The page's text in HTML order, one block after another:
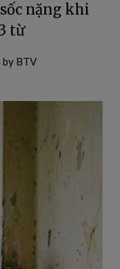
nặng khi
từ
by BTV